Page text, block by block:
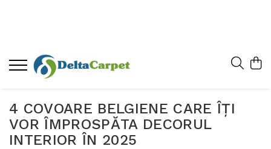
4 COVOARE BELGIENE CARE ÎȚI
VOR ÎMPROSPĂTA DECORUL
INTERIOR ÎN 2025